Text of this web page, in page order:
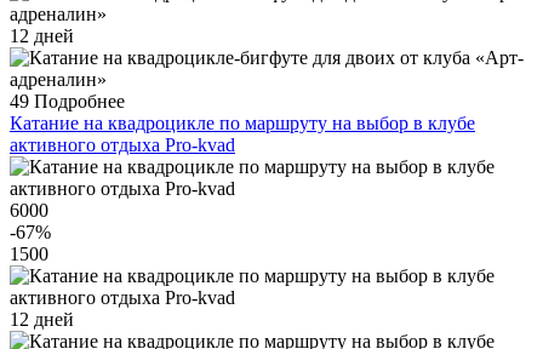
12 дней
49 Подробнее
Катание на квадроцикле по маршруту на выбор в клубе
активного отдыха Pro-kvad
6000
-67%
1500
12 дней